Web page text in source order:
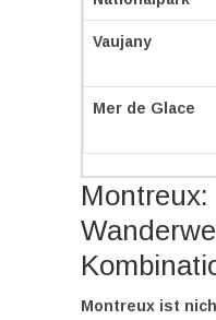
Vaujany
Mer de Glace
Montreux ist